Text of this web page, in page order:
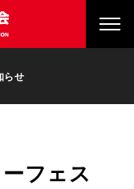
らせ
フェス